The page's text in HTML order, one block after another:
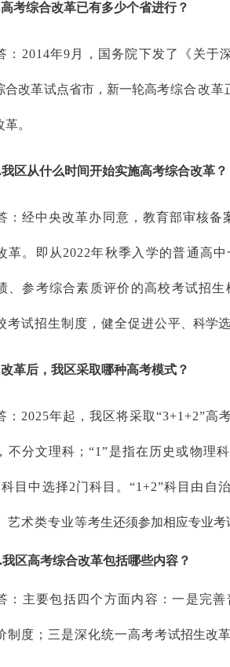
高考综合改革已有多少个省进行？
：2014年9月，国务院下发了《关于
合改革试点省市，新一轮高考综合改革
。
我区从什么时间开始实施高考综合改革？
：经中央改革办同意，教育部审核备
革。即 从2022年秋季入学的普通高
、参考综合素质评价的高校考试招生
考试招生制度，健全促进公平、科学
改革后，我区采取哪种高考模式？
：2025年起，我区将采取“3+1+2”高
不分文理科；“1”是指在历史或物理
目中选择2门科目。“1+2”科目 由自
艺术类专业等考生还须参加相应专业考
我区高考综合改革包括哪些内容？
：主要包括四个方面内容：一是完
制度；三是深化统一高考考试招生改